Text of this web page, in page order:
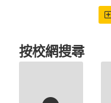
按校網搜尋